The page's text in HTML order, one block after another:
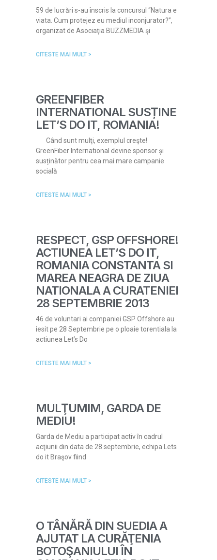
59 de lucrări s-au înscris la concursul “Natura e
viata. Cum protejez eu mediul inconjurator?”,
organizat de Asociaţia BUZZMEDIA şi
CITESTE MAI MULT >
GREENFIBER
INTERNATIONAL SUSȚINE
LET’S DO IT, ROMANIA!
Când sunt mulţi, exemplul creşte!
GreenFiber International devine sponsor și
susținător pentru cea mai mare campanie
socială
CITESTE MAI MULT >
RESPECT, GSP OFFSHORE!
ACTIUNEA LET’S DO IT,
ROMANIA CONSTANTA SI
MAREA NEAGRA DE ZIUA
NATIONALA A CURATENIEI
28 SEPTEMBRIE 2013
46 de voluntari ai companiei GSP Offshore au
iesit pe 28 Septembrie pe o ploaie torentiala la
actiunea Let’s Do
CITESTE MAI MULT >
MULŢUMIM, GARDA DE
MEDIU!
Garda de Mediu a participat activ în cadrul
acţiunii din data de 28 septembrie, echipa Lets
do it Braşov fiind
CITESTE MAI MULT >
O TÂNĂRĂ DIN SUEDIA A
AJUTAT LA CURĂŢENIA
BOTOŞANIULUI ÎN